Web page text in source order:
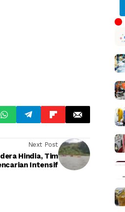
Next Post
Hindia, Tim
Intensif